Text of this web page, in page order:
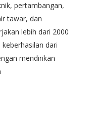
pertambangan,
tawar, dan
lebih dari 2000
dari
mendirikan